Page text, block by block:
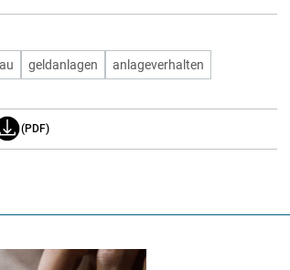
geldanlagen
anlageverhalten
(PDF)